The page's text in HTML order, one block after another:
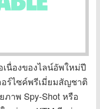
นื่องของไลน์อัพใหม่ปี
ร์ไซค์พรีเมี่ยมสัญชาติ
าพ Spy-Shot หรือ